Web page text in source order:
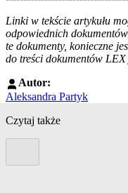
Linki w tekście artykułu
odpowiednich
te dokumenty, konieczne
do treści dokumentów
Autor:
Aleksandra Partyk
Czytaj także